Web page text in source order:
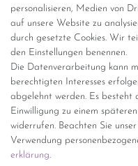
personalisieren, Medien von
auf unsere Website zu
durch gesetzte Cookies. Wir
den Einstellungen benennen.
Die Datenverarbeitung kann
berechtigten Interesses
abgelehnt werden. Es besteht
Einwilligung zu einem
widerrufen. Beachten Sie unser
Verwendung
erklärung.
Versand per GLS (6,90
(innerhalb Deutschlands)
kostenfreie Lieferung ab 150
Deutschlands)
Übersicht Internationale
Wir kaufen an
Sie haben zuviel Porzellan im
Einfach unverbindliches